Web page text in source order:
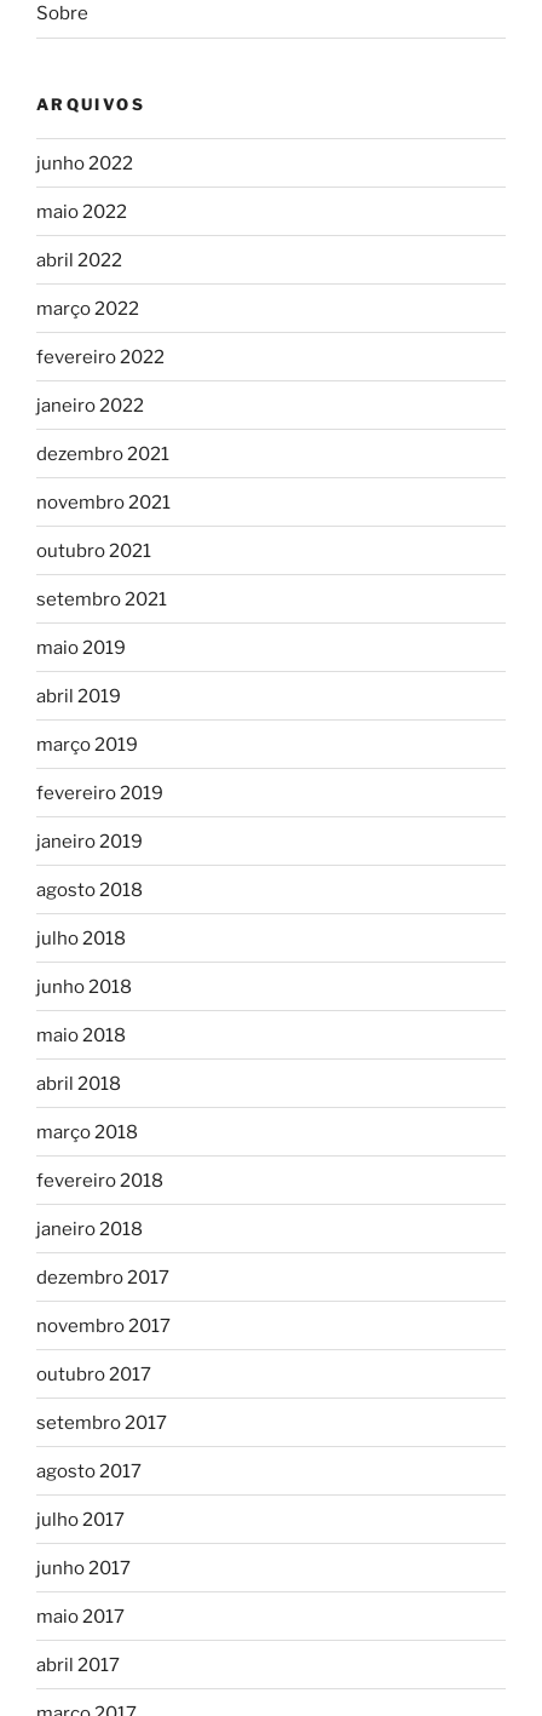
Sobre
ARQUIVOS
junho 2022
maio 2022
abril 2022
março 2022
fevereiro 2022
janeiro 2022
dezembro 2021
novembro 2021
outubro 2021
setembro 2021
maio 2019
abril 2019
março 2019
fevereiro 2019
janeiro 2019
agosto 2018
julho 2018
junho 2018
maio 2018
abril 2018
março 2018
fevereiro 2018
janeiro 2018
dezembro 2017
novembro 2017
outubro 2017
setembro 2017
agosto 2017
julho 2017
junho 2017
maio 2017
abril 2017